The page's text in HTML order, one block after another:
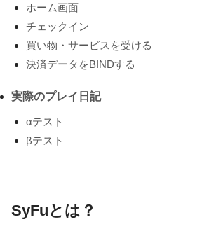
ホーム画面
チェックイン
買い物・サービスを受ける
決済データをBINDする
実際のプレイ日記
αテスト
βテスト
SyFuとは？